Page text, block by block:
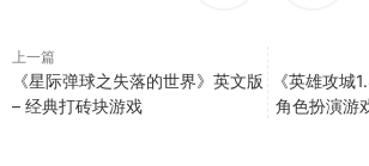
上一篇
《星际弹球之失落的世界》英文版
– 经典打砖块游戏
《英雄攻城
角色扮演游